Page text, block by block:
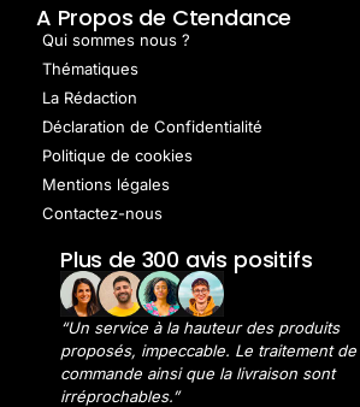
A Propos de Ctendance
Qui sommes nous ?
Thématiques
La Rédaction
Déclaration de Confidentialité
Politique de cookies
Mentions légales
Contactez-nous
Plus de 300 avis positifs
“Un service à la hauteur des produits
proposés, impeccable. Le traitement de
commande ainsi que la livraison sont
irréprochables.”